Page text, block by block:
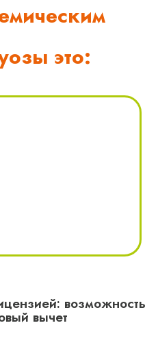
это:
возможность
вычет